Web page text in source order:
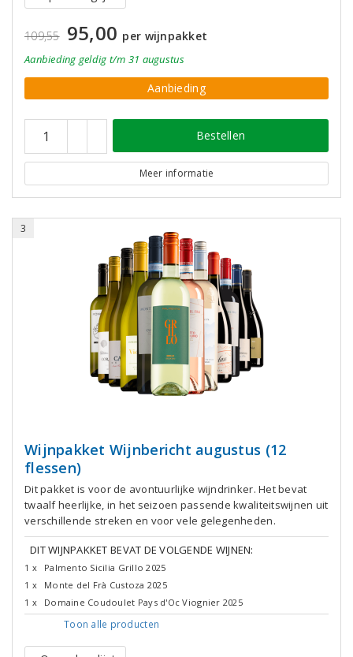
109,55 95,00 per wijnpakket
Aanbieding geldig t/m 31 augustus
Aanbieding
Bestellen
Meer informatie
3
Wijnpakket Wijnbericht augustus (12
flessen)
Dit pakket is voor de avontuurlijke wijndrinker. Het bevat
twaalf heerlijke, in het seizoen passende kwaliteitswijnen uit
verschillende streken en voor vele gelegenheden.
DIT WIJNPAKKET BEVAT DE VOLGENDE WIJNEN:
1 x
Palmento Sicilia Grillo 2025
1 x
Monte del Frà Custoza 2025
1 x
Domaine Coudoulet Pays d'Oc Viognier 2025
Toon alle producten